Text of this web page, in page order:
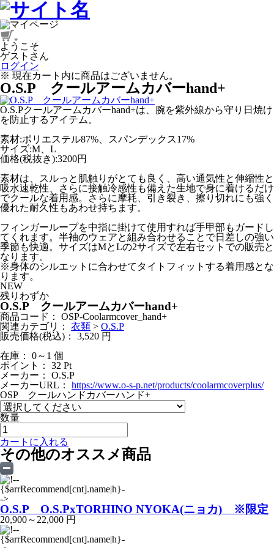
ようこそ
ゲストさん
ログイン
※ 現在カート内に商品はございません。
O.S.P クールアームカバーhand+
O.S.Pクールアームカバーhand+は、腕を紫外線から守り日焼け
を防止するアイテム。
素材:ポリエステル87%、スパンデックス17%
サイズ:M、L
価格(税抜き):3200円
素材は、スルっと肌触りがとても良く、高い通気性と伸縮性と
吸水速乾性、さらに接触冷感性も備えた生地で身に着けるだけ
でクールな着用感。さらに摩耗、引き裂き、擦り切れにも強く
優れた耐久性もあわせ持ちます。
フィンガーループを中指に掛けて使用すれば手甲部もガードし
てくれます。半袖のウェアと組み合わせることで日差しの強い
季節も快適。サイズはMとLの2サイズで左右セットでの販売と
なります。
※身体のシルエットに合わせてタイトフィットする着用感とな
ります。
NEW
残りわずか
O.S.P クールアームカバーhand+
商品コード：
OSP-Coolarmcover_hand+
関連カテゴリ：
衣類 > O.S.P
販売価格(税込)：
3,520 円
在庫： 0～1 個
ポイント：
32 Pt
メーカー：
O.S.P
メーカーURL：
https://www.o-s-p.net/products/coolarmcoverplus/
OSP クールハンドカバーハンド+
数量
カートに入れる
その他のオススメ商品
O.S.P O.S.PxTORHINO NYOKA(ニョカ) ※限定
20,900～22,000 円